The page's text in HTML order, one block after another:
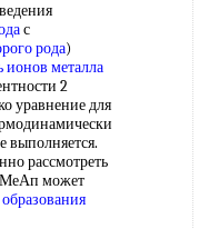
с
рода)
ионов металла
2
уравнение для
выполняется.
рассмотреть
МеАп может
образования